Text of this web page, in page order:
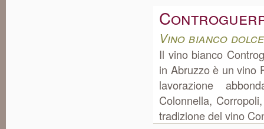
Vino bianco
Il vino bianco
in Abruzzo è un vino
lavorazione
Colonnella,
tradizione del vino